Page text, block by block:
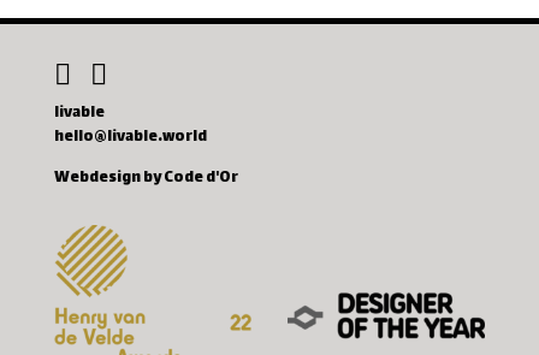
livable
hello@livable.world
Webdesign by Code d'Or